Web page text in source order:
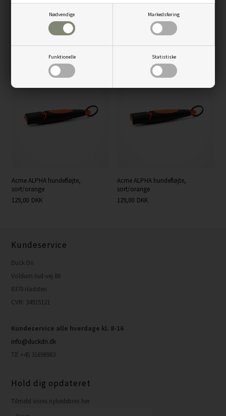
Nødvendige Markedsføring
Funktionelle Statistiske
Acme orange hundefløjte
Fløjtesnor til hundefløjte, sort
Acme ALPHA hundefløjte,
sort/orange
129,00 DKK
Acme ALPHA hundefløjte,
sort/orange
129,00 DKK
Kundeservice
Duck Dri
Voldum rud-vej 86
8370 Hadsten
CVR: 34915121
Kundeservice alle hverdage kl. 8-16
info@duckdri.dk
Tlf. +45 31698983
Hold dig opdateret
Tilmeld vores nyhedsbrev her